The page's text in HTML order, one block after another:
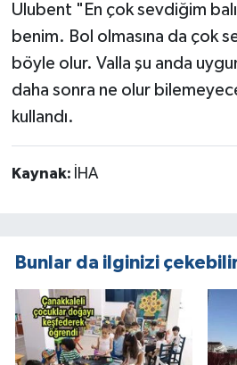
Ulubent "En çok sevdiğim
benim. Bol olmasına da çok
böyle olur. Valla şu anda
daha sonra ne olur
kullandı.
Kaynak: İHA
Bunlar da ilginizi